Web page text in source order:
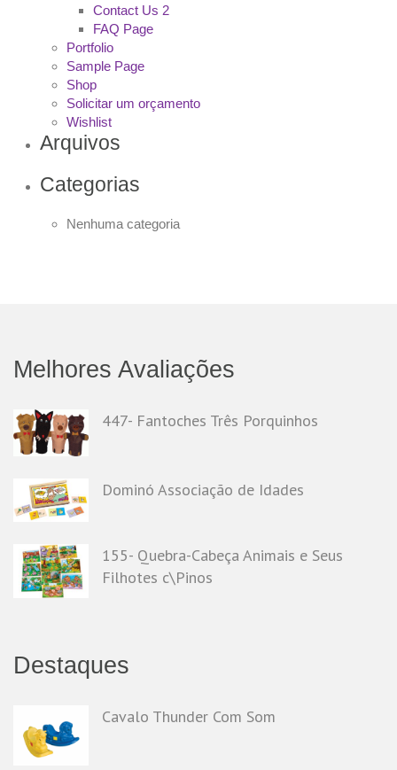
Contact Us 2
FAQ Page
Portfolio
Sample Page
Shop
Solicitar um orçamento
Wishlist
Arquivos
Categorias
Nenhuma categoria
Melhores Avaliações
447- Fantoches Três Porquinhos
Dominó Associação de Idades
155- Quebra-Cabeça Animais e Seus
Filhotes c\Pinos
Destaques
Cavalo Thunder Com Som